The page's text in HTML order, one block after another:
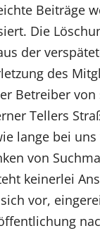
Beiträge
Die
der
des
Betreiber
Tellers
lange bei
von
keinerlei
vor,